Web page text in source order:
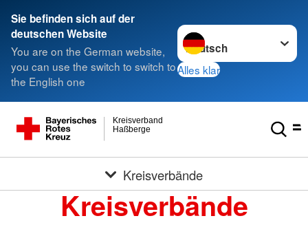
Sie befinden sich auf der
deutschen Website
You are on the German website,
you can use the switch to switch to
the English one
Sprache wechseln zu
Alles klar
Haßberge
Kreisverband
Kreisverbände
Kreisverbände